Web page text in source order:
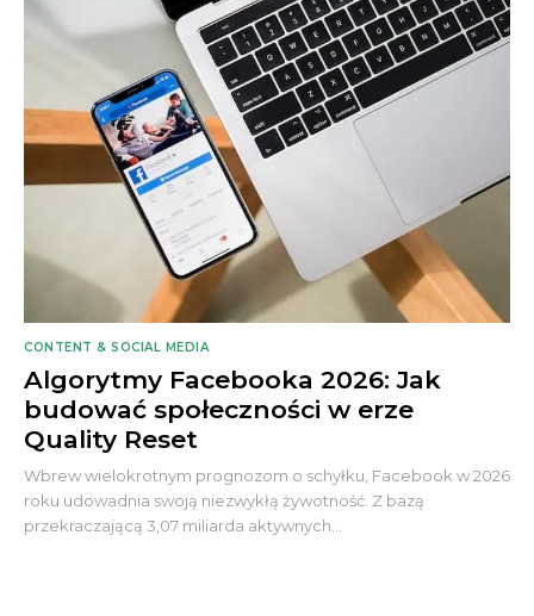
CONTENT & SOCIAL MEDIA
Algorytmy Facebooka 2026: Jak
budować społeczności w erze
Quality Reset
Wbrew wielokrotnym prognozom o schyłku, Facebook w 2026
roku udowadnia swoją niezwykłą żywotność. Z bazą
przekraczającą 3,07 miliarda aktywnych...